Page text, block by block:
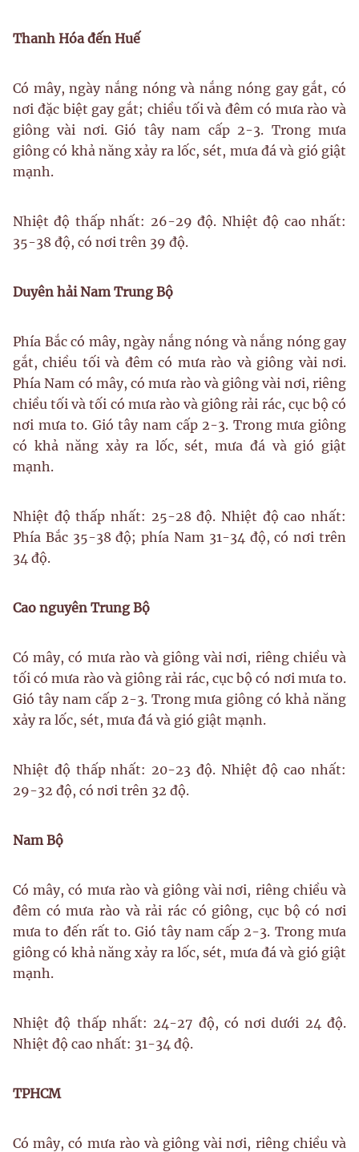
Thanh Hóa đến Huế
Có mây, ngày nắng nóng và nắng nóng gay gắt, có
nơi đặc biệt gay gắt; chiều tối và đêm có mưa rào và
giông vài nơi. Gió tây nam cấp 2-3. Trong mưa
giông có khả năng xảy ra lốc, sét, mưa đá và gió giật
mạnh.
Nhiệt độ thấp nhất: 26-29 độ. Nhiệt độ cao nhất:
35-38 độ, có nơi trên 39 độ.
Duyên hải Nam Trung Bộ
Phía Bắc có mây, ngày nắng nóng và nắng nóng gay
gắt, chiều tối và đêm có mưa rào và giông vài nơi.
Phía Nam có mây, có mưa rào và giông vài nơi, riêng
chiều tối và tối có mưa rào và giông rải rác, cục bộ có
nơi mưa to. Gió tây nam cấp 2-3. Trong mưa giông
có khả năng xảy ra lốc, sét, mưa đá và gió giật
mạnh.
Nhiệt độ thấp nhất: 25-28 độ. Nhiệt độ cao nhất:
Phía Bắc 35-38 độ; phía Nam 31-34 độ, có nơi trên
34 độ.
Cao nguyên Trung Bộ
Có mây, có mưa rào và giông vài nơi, riêng chiều và
tối có mưa rào và giông rải rác, cục bộ có nơi mưa to.
Gió tây nam cấp 2-3. Trong mưa giông có khả năng
xảy ra lốc, sét, mưa đá và gió giật mạnh.
Nhiệt độ thấp nhất: 20-23 độ. Nhiệt độ cao nhất:
29-32 độ, có nơi trên 32 độ.
Nam Bộ
Có mây, có mưa rào và giông vài nơi, riêng chiều và
đêm có mưa rào và rải rác có giông, cục bộ có nơi
mưa to đến rất to. Gió tây nam cấp 2-3. Trong mưa
giông có khả năng xảy ra lốc, sét, mưa đá và gió giật
mạnh.
Nhiệt độ thấp nhất: 24-27 độ, có nơi dưới 24 độ.
Nhiệt độ cao nhất: 31-34 độ.
TPHCM
Có mây, có mưa rào và giông vài nơi, riêng chiều và